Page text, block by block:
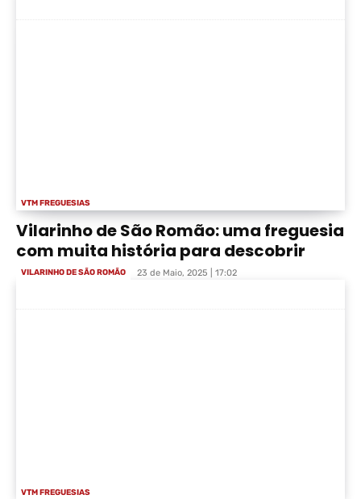
VTM FREGUESIAS
Vilarinho de São Romão: uma freguesia
com muita história para descobrir
VILARINHO DE SÃO ROMÃO 23 de Maio, 2025 | 17:02
VTM FREGUESIAS